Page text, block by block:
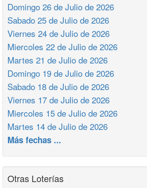
Domingo 26 de Julio de 2026
Sabado 25 de Julio de 2026
Viernes 24 de Julio de 2026
Miercoles 22 de Julio de 2026
Martes 21 de Julio de 2026
Domingo 19 de Julio de 2026
Sabado 18 de Julio de 2026
Viernes 17 de Julio de 2026
Miercoles 15 de Julio de 2026
Martes 14 de Julio de 2026
Más fechas ...
Otras Loterías